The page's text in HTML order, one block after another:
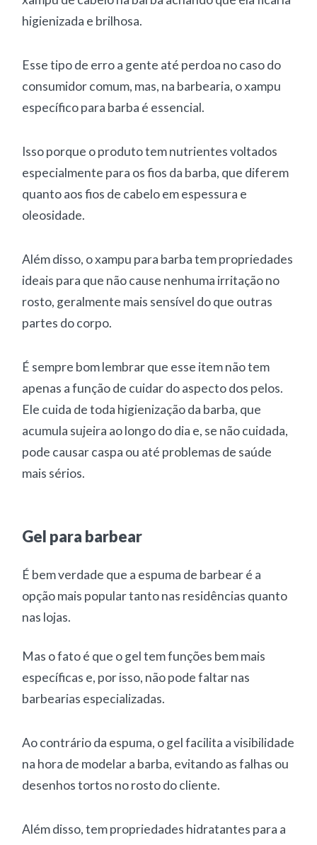
higienizada e brilhosa.
Esse tipo de erro a gente até perdoa no caso do
consumidor comum, mas, na barbearia, o xampu
específico para barba é essencial.
Isso porque o produto tem nutrientes voltados
especialmente para os fios da barba, que diferem
quanto aos fios de cabelo em espessura e
oleosidade.
Além disso, o xampu para barba tem propriedades
ideais para que não cause nenhuma irritação no
rosto, geralmente mais sensível do que outras
partes do corpo.
É sempre bom lembrar que esse item não tem
apenas a função de cuidar do aspecto dos pelos.
Ele cuida de toda higienização da barba, que
acumula sujeira ao longo do dia e, se não cuidada,
pode causar caspa ou até problemas de saúde
mais sérios.
Gel para barbear
É bem verdade que a espuma de barbear é a
opção mais popular tanto nas residências quanto
nas lojas.
Mas o fato é que o gel tem funções bem mais
específicas e, por isso, não pode faltar nas
barbearias especializadas.
Ao contrário da espuma, o gel facilita a visibilidade
na hora de modelar a barba, evitando as falhas ou
desenhos tortos no rosto do cliente.
Além disso, tem propriedades hidratantes para a